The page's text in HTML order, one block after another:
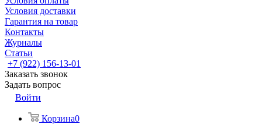
Условия доставки
Гарантия на товар
Контакты
Журналы
Статьи
+7 (922) 156-13-01
Заказать звонок
Задать вопрос
Войти
Корзина0